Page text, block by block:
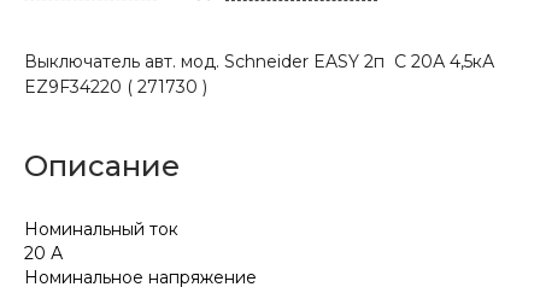
Выключатель авт. мод. Schneider EASY 2п С 20А 4,5кА
EZ9F34220 ( 271730 )
Описание
Номинальный ток
20 А
Номинальное напряжение